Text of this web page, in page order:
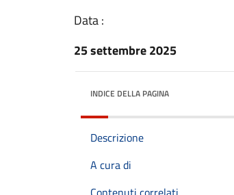
Data :
25 settembre 2025
INDICE DELLA PAGINA
Descrizione
A cura di